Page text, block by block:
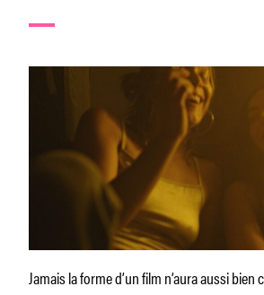
Jamais la forme d’un film n’aura aussi bien